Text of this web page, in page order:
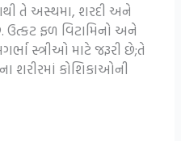
તે અસ્થમા, શરદી અને
ફળ વિટામિનો અને
સ્ત્રીઓ માટે જરૂરી છે;તે
શરીરમાં કોશિકાઓની